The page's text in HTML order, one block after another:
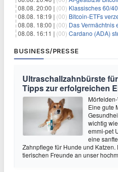
08.08. 20:00 | (00) Klassisches 60/40-Portfolio
08.08. 18:19 | (00) Bitcoin-ETFs verzeichnen
08.08. 18:00 | (00) Das Vermächtnis eines Bankiers:
08.08. 16:11 | (00) Cardano (ADA) steigt um
BUSINESS/PRESSE
Ultraschallzahnbürste
Tipps zur erfolgreichen
Eine gute
wichtig
emmi-pet
eine
Zahnpflege für Hunde und
tierischen Freunde an unser